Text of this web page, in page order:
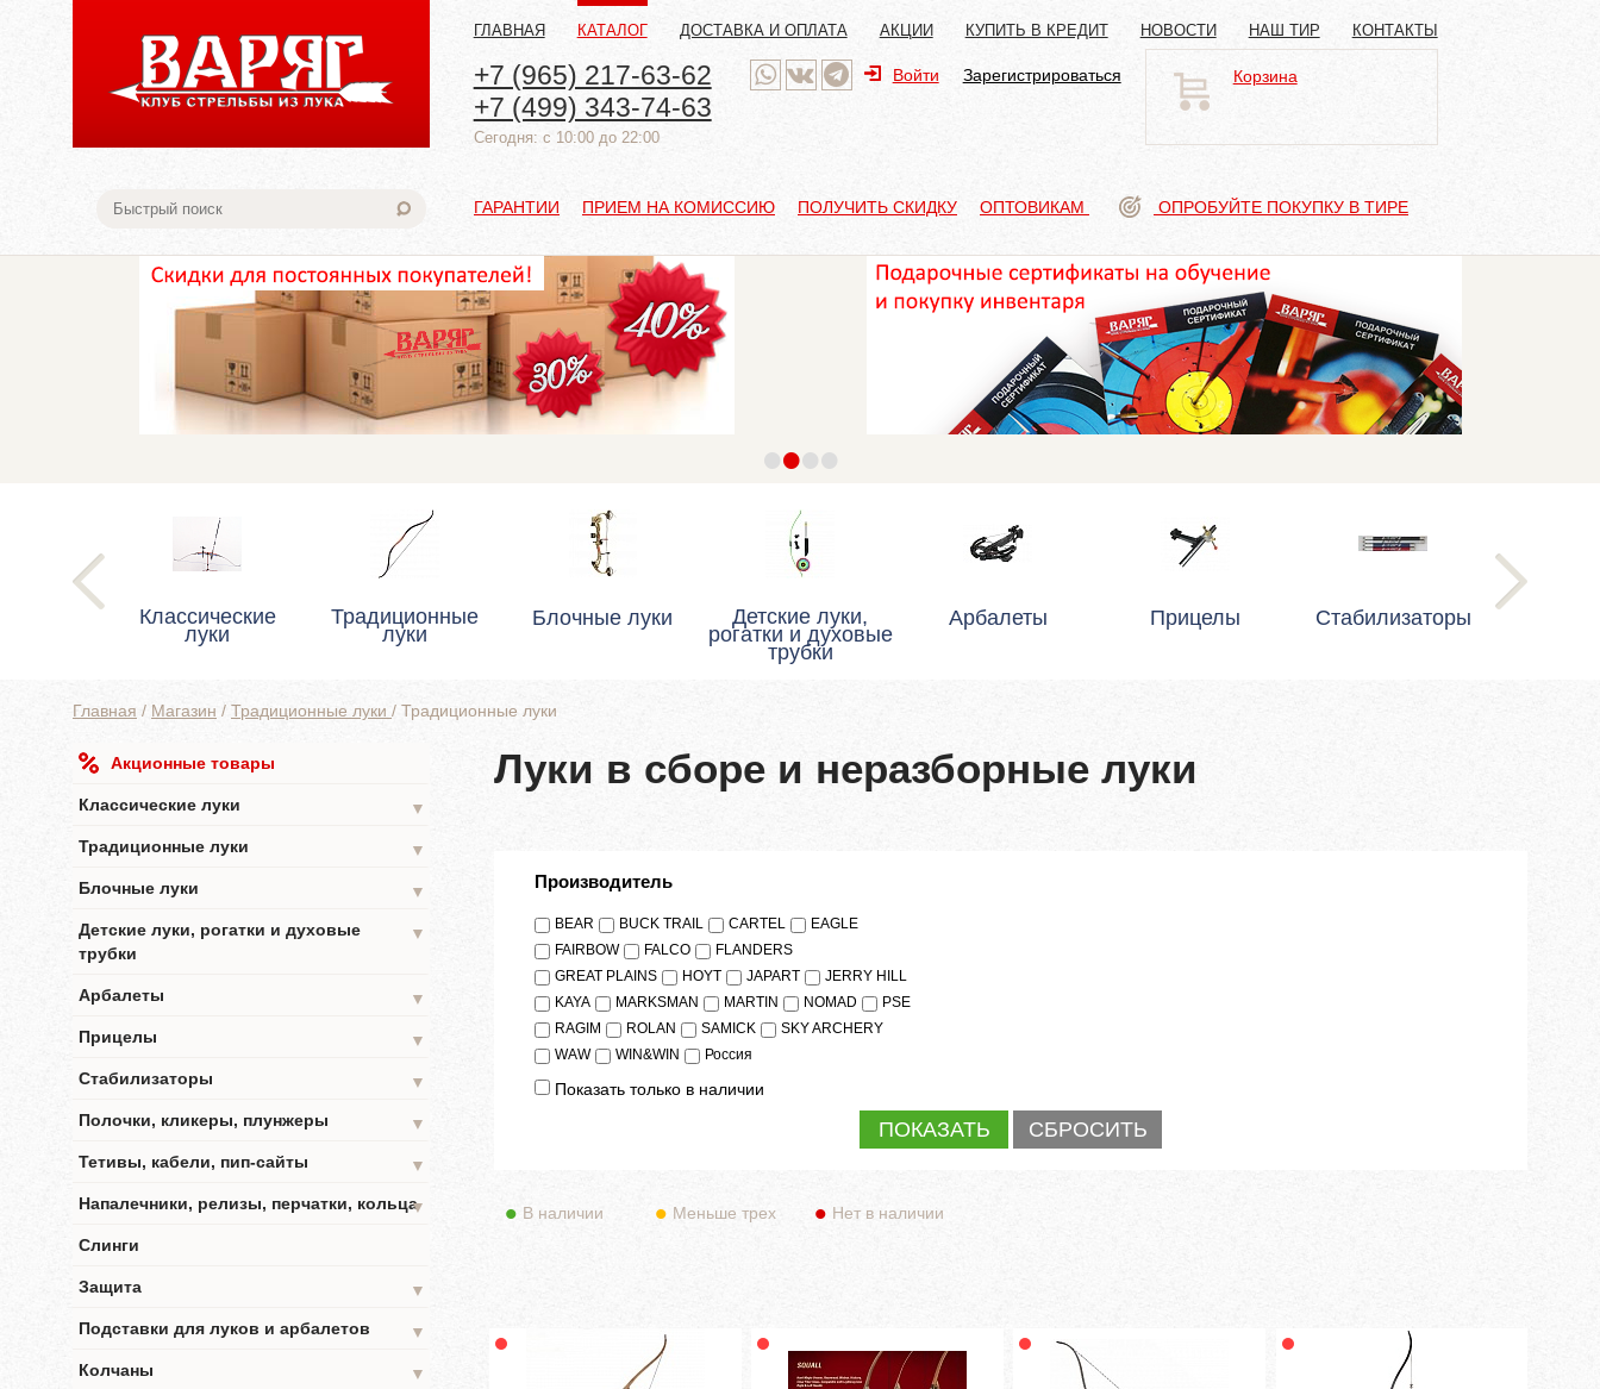
ГЛАВНАЯ КАТАЛОГ ДОСТАВКА И ОПЛАТА АКЦИИ КУПИТЬ В КРЕДИТ НОВОСТИ НАШ ТИР КОНТАКТЫ
+7 (965) 217-63-62
+7 (499) 343-74-63
Cегодня: с 10:00 до 22:00
Войти Зарегистрироваться Корзина
ГАРАНТИИ ПРИЕМ НА КОМИССИЮ ПОЛУЧИТЬ СКИДКУ ОПТОВИКАМ ОПРОБУЙТЕ ПОКУПКУ В ТИРЕ
••••
Классические
луки
Традиционные
луки
Блочные луки Детские луки,
рогатки и духовые
трубки
Арбалеты Прицелы Стабилизаторы
Главная / Магазин / Традиционные луки / Традиционные луки
Акционные товары
Классические луки
▼
Традиционные луки
▼
Блочные луки
▼
Детские луки, рогатки и духовые
трубки
▼
Арбалеты
▼
Прицелы
▼
Стабилизаторы
▼
Полочки, кликеры, плунжеры
▼
Тетивы, кабели, пип-сайты
▼
Напалечники, релизы, перчатки, кольца▼
Слинги
Защита
▼
Подставки для луков и арбалетов
▼
Колчаны
▼
Луки в сборе и неразборные луки
Производитель
BEAR BUCK TRAIL CARTEL
EAGLE
FAIRBOW
FALCO
FLANDERS
GREAT PLAINS
HOYT JAPART
JERRY HILL
KAYA
MARKSMAN MARTIN NOMAD
PSE
RAGIM
ROLAN SAMICK
SKY ARCHERY
WAW
WIN&WIN Россия
Показать только в наличии
В наличии Меньше трех Нет в наличии